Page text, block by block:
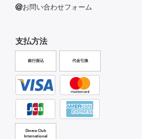
支払方法
銀行振込 代金引換
Diners Club
International
お問い合わせフォーム